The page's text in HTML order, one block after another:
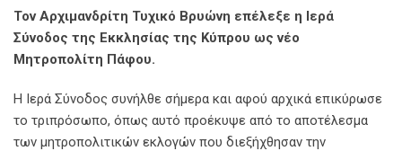
Τον Αρχιμανδρίτη Τυχικό Βρυώνη επέλεξε η Ιερά
Σύνοδος της Εκκλησίας της Κύπρου ως νέο
Μητροπολίτη Πάφου.
Η Ιερά Σύνοδος συνήλθε σήμερα και αφού αρχικά επικύρωσε
το τριπρόσωπο, όπως αυτό προέκυψε από το αποτέλεσμα
των μητροπολιτικών εκλογών που διεξήχθησαν την